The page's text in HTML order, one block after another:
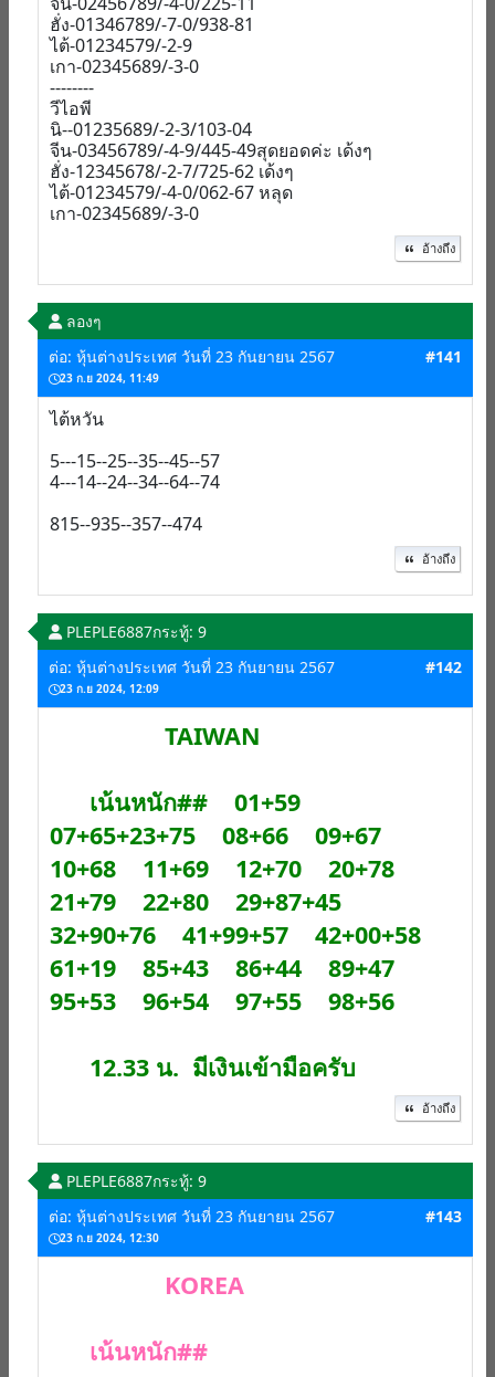
ฮั่ง-01346789/-7-0/938-81
ไต้-01234579/-2-9
เกา-02345689/-3-0
--------
วีไอพี
นิ--01235689/-2-3/103-04
จีน-03456789/-4-9/445-49สุดยอดค่ะ เด้งๆ
ฮั่ง-12345678/-2-7/725-62 เด้งๆ
ไต้-01234579/-4-0/062-67 หลุด
เกา-02345689/-3-0
อ้างถึง
ลองๆ
ต่อ: หุ้นต่างประเทศ วันที่ 23 กันยายน 2567
23 ก.ย 2024, 11:49
#141
ไต้หวัน
5---15--25--35--45--57
4---14--24--34--64--74
815--935--357--474
อ้างถึง
PLEPLE6887กระทู้: 9
ต่อ: หุ้นต่างประเทศ วันที่ 23 กันยายน 2567
23 ก.ย 2024, 12:09
#142
TAIWAN
เน้นหนัก## 01+59
07+65+23+75 08+66 09+67
10+68 11+69 12+70 20+78
21+79 22+80 29+87+45
32+90+76 41+99+57 42+00+58
61+19 85+43 86+44 89+47
95+53 96+54 97+55 98+56
12.33 น. มีเงินเข้ามือครับ
อ้างถึง
PLEPLE6887กระทู้: 9
ต่อ: หุ้นต่างประเทศ วันที่ 23 กันยายน 2567
23 ก.ย 2024, 12:30
#143
KOREA
เน้นหนัก##